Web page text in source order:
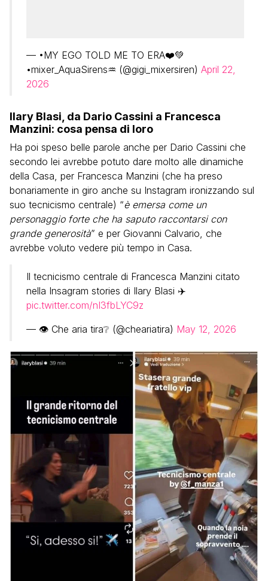
— •MY EGO TOLD ME TO ERA❤️💚
•mixer_AquaSirens♒ (@gigi_mixersiren) April 22,
2026
Ilary Blasi, da Dario Cassini a Francesca
Manzini: cosa pensa di loro
Ha poi speso belle parole anche per Dario Cassini che
secondo lei avrebbe potuto dare molto alle dinamiche
della Casa, per Francesca Manzini (che ha preso
bonariamente in giro anche su Instagram ironizzando sul
suo tecnicismo centrale) “è emersa come un
personaggio forte che ha saputo raccontarsi con
grande generosità” e per Giovanni Calvario, che
avrebbe voluto vedere più tempo in Casa.
Il tecnicismo centrale di Francesca Manzini citato
nella Insagram stories di Ilary Blasi ✈️
pic.twitter.com/nI3fbLYC9z
— 👁️ Che aria tira❔ (@cheariatira) May 12, 2026